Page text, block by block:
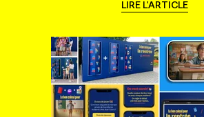
LIRE L'ARTICLE